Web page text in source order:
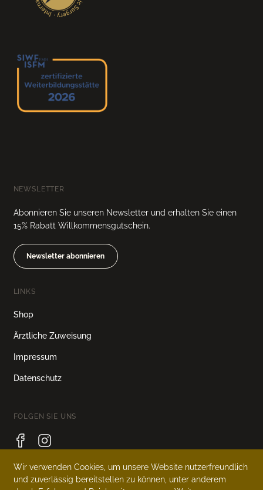
NEWSLETTER
Abonnieren Sie unseren Newsletter und erhalten Sie einen
15% Rabatt Willkommensgutschein.
Newsletter abonnieren
LINKS
Shop
Ärztliche Zuweisung
Impressum
Datenschutz
FOLGEN SIE UNS
SPRACHE
Wir verwenden Cookies, um unsere Website nutzerfreundlich
und zuverlässig bereitstellen zu können, unter anderem